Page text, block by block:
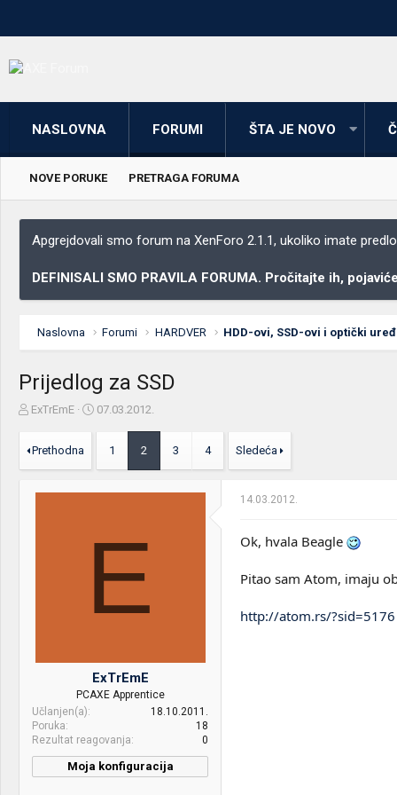
NASLOVNA FORUMI ŠTA JE NOVO
NOVE PORUKE PRETRAGA FORUMA
Apgrejdovali smo forum na XenForo 2.1.1, ukoliko imate
DEFINISALI SMO PRAVILA FORUMA. Pročitajte ih,
Naslovna Forumi HARDVER HDD-ovi, SSD-ovi i optički
Prijedlog za SSD
Z
e
t
ExTrEmE
D
m
j
07.03.2012.
Prethodna 1 2 3 4 Sledeća
E
ExTrEmE
PCAXE Apprentice
Učlanjen(a)
18.10.2011.
Poruka
18
Rezultat reagovanja
0
Moja konfiguracija
14.03.2012.
Ok, hvala Beagle
Pitao sam Atom, imaju
http://atom.rs/?sid=5176